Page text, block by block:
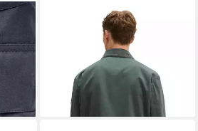
MARC O'POLOOutdoorjacke
mit Cordkragen